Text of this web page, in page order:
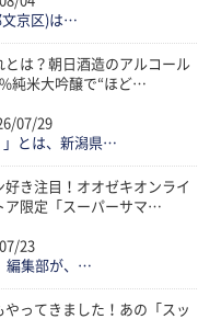
文京区)は…
とは？朝日酒造のアルコール
純米大吟醸で“ほど…
07/29
」とは、新潟県…
好き注目！オオゼキオンライ
ア限定「スーパーサマ…
23
編集部が、…
やってきました！あの「スッ